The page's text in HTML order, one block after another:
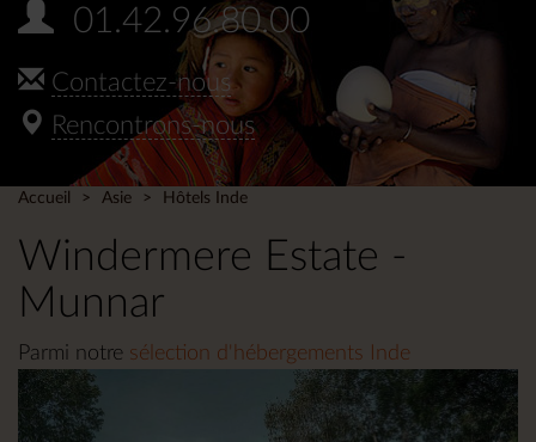
01.42.96.80.00
Contactez-nous
Rencontrons-nous
Accueil Asie Hôtels Inde
Windermere Estate -
Munnar
Parmi notre sélection d'hébergements Inde